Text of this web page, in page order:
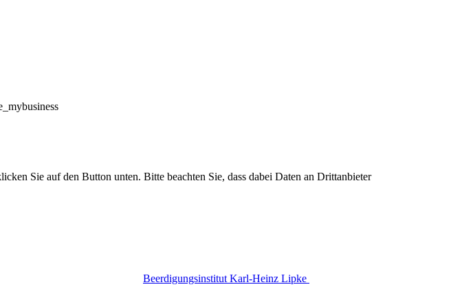
Sie auf den Button unten. Bitte beachten Sie, dass dabei Daten an Drittanbieter
Beerdigungsinstitut Karl-Heinz Lipke